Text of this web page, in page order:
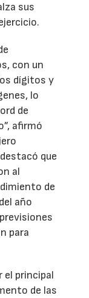
sus
con un
dígitos y
lo
de
afirmó
que
al
de
año
para
el principal
de las